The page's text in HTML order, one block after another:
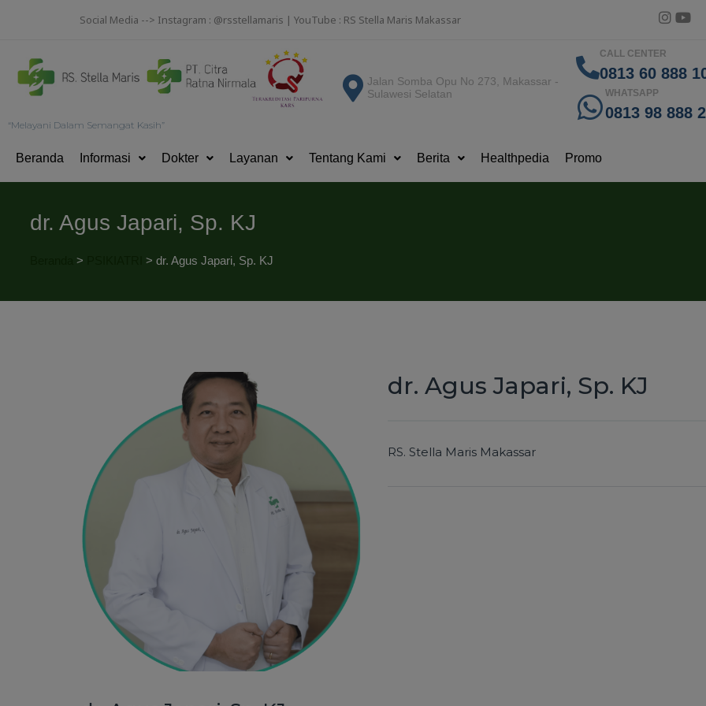
Social Media --> Instagram : @rsstellamaris | YouTube : RS Stella Maris Makassar
“Melayani Dalam Semangat Kasih”
Jalan Somba Opu No 273, Makassar -
Sulawesi Selatan
CALL CENTER
0813 60 888
WHATSAPP
0813 98 888
Beranda Informasi Dokter Layanan Tentang Kami Berita Healthpedia Promo
dr. Agus Japari, Sp. KJ
> > dr. Agus Japari, Sp. KJ
dr. Agus Japari, Sp. KJ
RS. Stella Maris Makassar